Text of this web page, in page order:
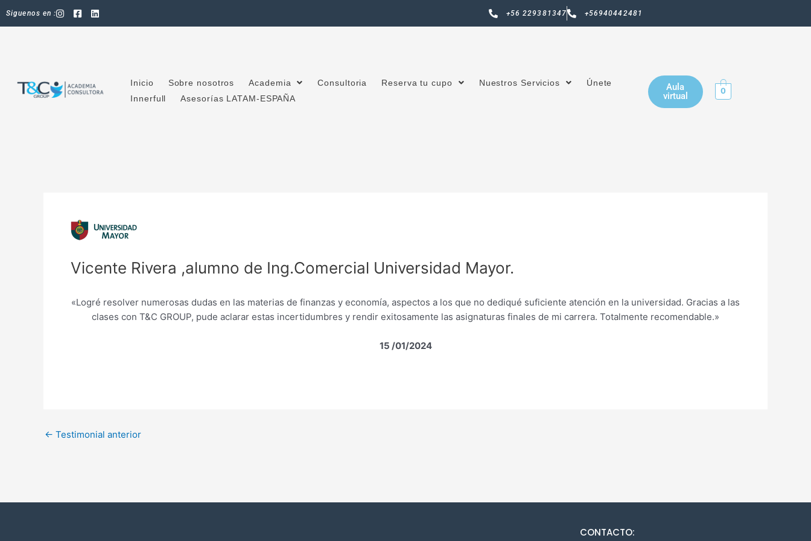
Siguenos en : +56 229381347 +56940442481
Inicio Sobre nosotros Academia Consultoria Reserva tu cupo Nuestros Servicios
Únete
Innerfull
Asesorías LATAM-ESPAÑA
Aula
virtual
0
Vicente Rivera ,alumno de Ing.Comercial Universidad Mayor.
«Logré resolver numerosas dudas en las materias de finanzas y economía, aspectos a los que no dediqué suficiente atención en la universidad. Gracias a las
clases con T&C GROUP, pude aclarar estas incertidumbres y rendir exitosamente las asignaturas finales de mi carrera. Totalmente recomendable.»
15 /01/2024
← Testimonial anterior
CONTACTO: